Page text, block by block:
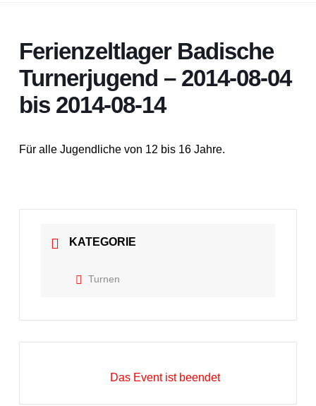
Ferienzeltlager Badische
Turnerjugend – 2014-08-04
bis 2014-08-14
Für alle Jugendliche von 12 bis 16 Jahre.
KATEGORIE
Turnen
Das Event ist beendet